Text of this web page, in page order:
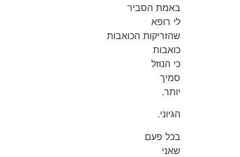
באמת הסביר
לי רופא
שהזריקות הכואבות
כואבות
כי הנוזל
סמיך
יותר.
הגיוני.
בכל פעם
שאני